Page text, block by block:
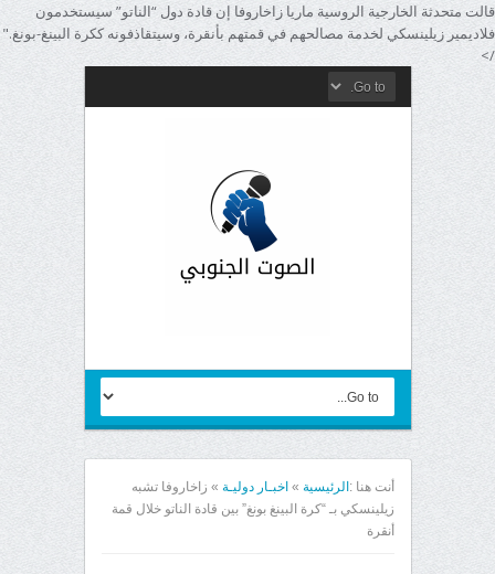
قالت متحدثة الخارجية الروسية ماريا زاخاروفا إن قادة دول “الناتو” سيستخدمون
فلاديمير زيلينسكي لخدمة مصالحهم في قمتهم بأنقرة، وسيتقاذفونه ككرة البينغ-بونغ."
/>
أنت هنا : الرئيسية » اخبـار دوليـة » زاخاروفا تشبه
زيلينسكي بـ “كرة البينغ بونغ” بين قادة الناتو خلال قمة
أنقرة